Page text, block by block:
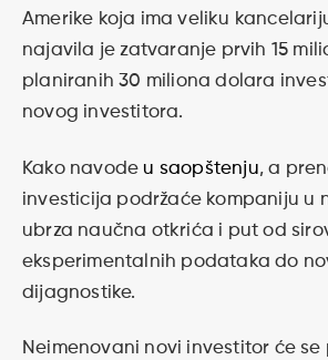
Amerike koja ima veliku
najavila je zatvaranje prvih 15
planiranih 30 miliona dolara
novog investitora.
Kako navode u saopštenju, a
investicija podržaće kompaniju u
ubrza naučna otkrića i put od
eksperimentalnih podataka do
dijagnostike.
Neimenovani novi investitor će se